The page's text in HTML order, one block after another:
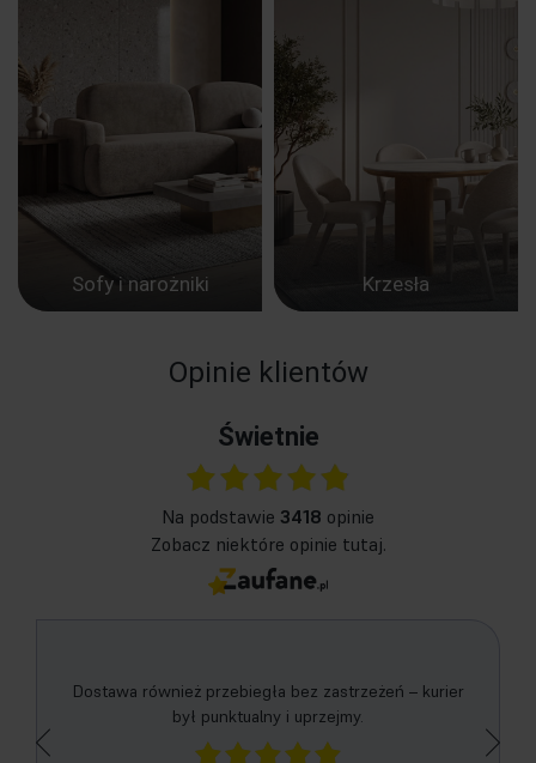
Sofy i narożniki Krzesła
Opinie klientów
Świetnie
na podstawie 3418 opinie
Zobacz niektóre opinie tutaj.
Uważam że z waszej strony nie musicie niczego
zmieniać. Oby tak dalej. Pozdrawiam serdecznie.